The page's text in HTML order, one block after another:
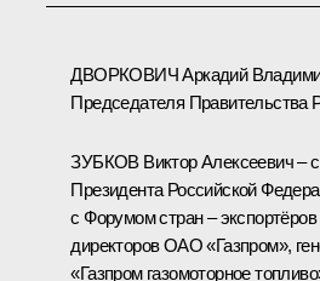
ДВОРКОВИЧ Аркадий
Председателя Правительства
ЗУБКОВ Виктор Алексеевич –
Президента Российской
с Форумом стран –
директоров ОАО «Газпром»,
«Газпром газомоторное